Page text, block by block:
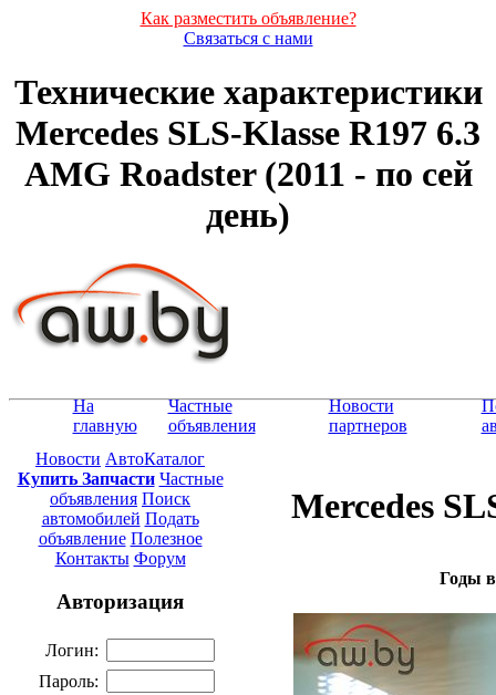
Как разместить объявление?
Связаться с нами
Технические характеристики
Mercedes SLS-Klasse R197 6.3
AMG Roadster (2011 - по сей
день)
На
главную
Частные
объявления
Новости
партнеров
Новости АвтоКаталог
Купить Запчасти Частные
объявления Поиск
автомобилей Подать
объявление Полезное
Контакты Форум
Авторизация
Логин:
Пароль:
Mercedes
Годы